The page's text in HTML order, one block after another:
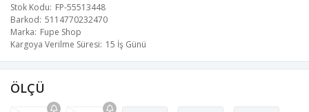
Stok Kodu FP-55513448
Barkod 5114770232470
Marka Fupe Shop
Kargoya Verilme Süresi 15 İş Günü
ÖLÇÜ